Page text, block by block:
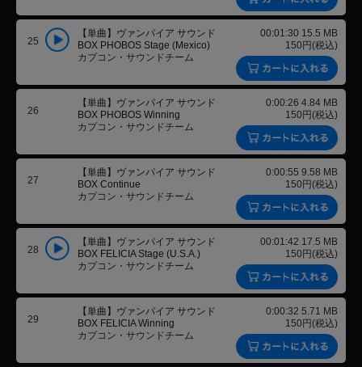
25
【単曲】ヴァンパイア サウンド
BOX PHOBOS Stage (Mexico)
カプコン・サウンドチーム
00:01:30 15.5 MB
150円(税込)
26
【単曲】ヴァンパイア サウンド
BOX PHOBOS Winning
カプコン・サウンドチーム
0:00:26 4.84 MB
150円(税込)
27
【単曲】ヴァンパイア サウンド
BOX Continue
カプコン・サウンドチーム
0:00:55 9.58 MB
150円(税込)
28
【単曲】ヴァンパイア サウンド
BOX FELICIA Stage (U.S.A.)
カプコン・サウンドチーム
00:01:42 17.5 MB
150円(税込)
29
【単曲】ヴァンパイア サウンド
BOX FELICIA Winning
カプコン・サウンドチーム
0:00:32 5.71 MB
150円(税込)